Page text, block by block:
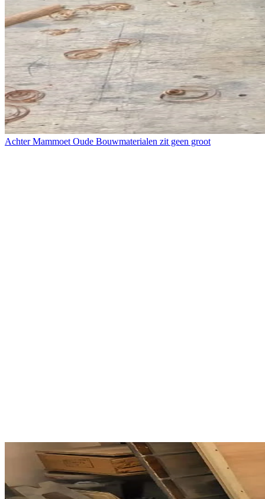
Achter Mammoet Oude Bouwmaterialen zit geen groot